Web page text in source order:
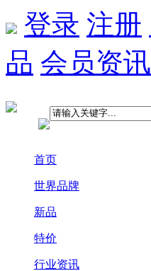
登录 注册
品 会员资讯
首页
世界品牌
新品
特价
行业资讯